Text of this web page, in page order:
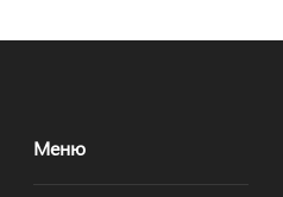
Меню